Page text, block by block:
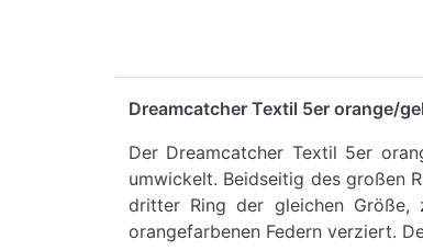
Dreamcatcher Textil 5er orange/
Der Dreamcatcher Textil 5er
umwickelt. Beidseitig des großen
dritter Ring der gleichen Größe,
orangefarbenen Federn verziert.